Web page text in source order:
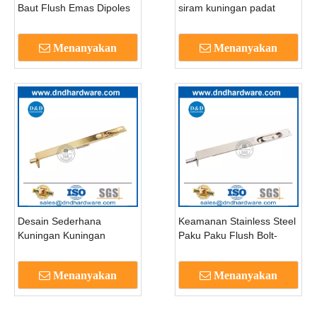
Baut Flush Emas Dipoles
Rumah-DDDB002
Menanyakan
siram kuningan padat
pintu eksterior-dddb003
Menanyakan
Desain Sederhana
Kuningan Kuningan
Bolt-DDDB004
Menanyakan
Keamanan Stainless Steel
Paku Paku Flush Bolt-
Menanyakan